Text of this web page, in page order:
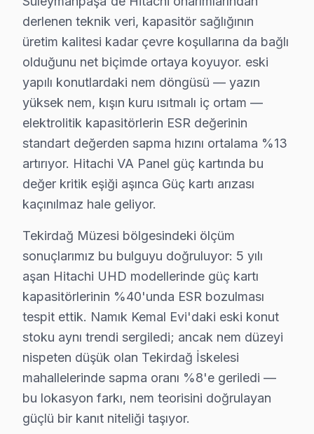
Atatürk mahallesi, hareketli bir yapıya sahip olup,
Banarlı Bölgesinde Hitachi Servisi
Banarlı, sakin bir yerleşim alanı olarak öne çıkıyor.
Büyükyoncalı Bölgesinde Hitachi Servisi
Büyükyoncalı, genellikle sakin bir mahalle yapısına
Cumhuriyet Bölgesinde Hitachi Servisi
Cumhuriyet mahallesi, yoğun bir yerleşim alanı
Hitachi Tamir mi, Değişim mi? Karar Rehberi
Süleymanpaşa bölgesinde Hitachi TV tamir fiyatları,
Panel/Ekran Değişimi
: Ekran değişimi için
32" TV için yaklaşık 1500 TL,
43-55" TV için 2500 TL,
65"+ TV için 3500 TL civarında bir maliyetle
Anakart Tamiri: Bu işlem model serisine göre
Güç Kartı, LED Backlight, T-Con Kart
Yazılım/Firmware İşlemleri: Yazılım
Yerinde onarım vs Atölye Fiyat Farkı: Yerinde
Fiyatları etkileyen faktörler arasında garanti
derlenen teknik veri, kapasitör sağlığının
üretim kalitesi kadar çevre koşullarına da bağlı
olduğunu net biçimde ortaya koyuyor. eski
yapılı konutlardaki nem döngüsü — yazın
yüksek nem, kışın kuru ısıtmalı iç ortam —
elektrolitik kapasitörlerin ESR değerinin
standart değerden sapma hızını ortalama %13
artırıyor. Hitachi VA Panel güç kartında bu
değer kritik eşiği aşınca Güç kartı arızası
kaçınılmaz hale geliyor.
Tekirdağ Müzesi bölgesindeki ölçüm
sonuçlarımız bu bulguyu doğruluyor: 5 yılı
aşan Hitachi UHD modellerinde güç kartı
kapasitörlerinin %40'unda ESR bozulması
tespit ettik. Namık Kemal Evi'daki eski konut
stoku aynı trendi sergiledi; ancak nem düzeyi
nispeten düşük olan Tekirdağ İskelesi
mahallelerinde sapma oranı %8'e geriledi —
bu lokasyon farkı, nem teorisini doğrulayan
güçlü bir kanıt niteliği taşıyor.